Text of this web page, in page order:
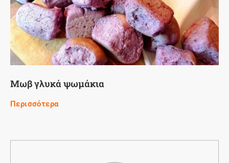
Μωβ γλυκά ψωμάκια
Περισσότερα